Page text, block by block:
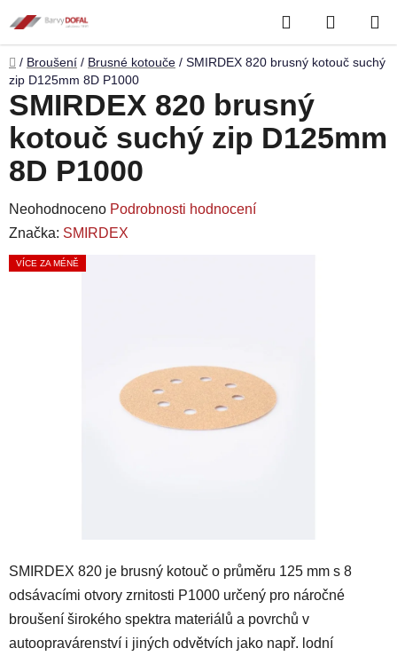
na
obsah
Hledat
KOŠÍK
Domů
/ Broušení / Brusné kotouče / SMIRDEX 820 brusný kotouč suchý
zip D125mm 8D P1000
SMIRDEX 820 je brusný kotouč o průměru 125 mm s 8
odsávacími otvory zrnitosti P1000 určený pro náročné
broušení širokého spektra materiálů a povrchů v
autoopravárenství i jiných odvětvích jako např. lodní
SMIRDEX 820 brusný
kotouč suchý zip D125mm
8D P1000
Průměrné
hodnocení
produktu
Neohodnoceno Podrobnosti hodnocení
Značka: SMIRDEX
VÍCE ZA MÉNĚ